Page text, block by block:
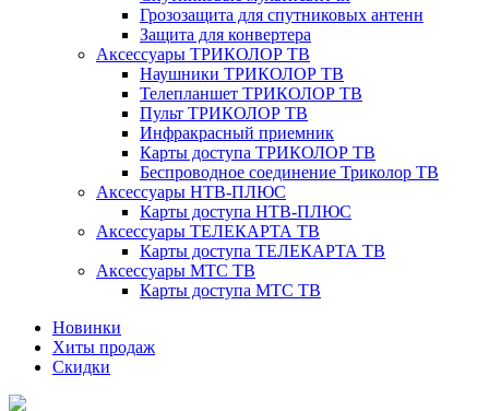
Грозозащита для спутниковых антенн
Защита для конвертера
Аксессуары ТРИКОЛОР ТВ
Наушники ТРИКОЛОР ТВ
Телепланшет ТРИКОЛОР ТВ
Пульт ТРИКОЛОР ТВ
Инфракрасный приемник
Карты доступа ТРИКОЛОР ТВ
Беспроводное соединение Триколор ТВ
Аксессуары НТВ-ПЛЮС
Карты доступа НТВ-ПЛЮС
Аксессуары ТЕЛЕКАРТА ТВ
Карты доступа ТЕЛЕКАРТА ТВ
Аксессуары МТС ТВ
Карты доступа МТС ТВ
Новинки
Хиты продаж
Скидки